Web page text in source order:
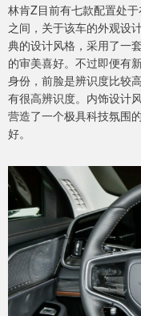
林肯Z目前有七款配置处
之间，关于该车的外观设
典的设计风格，采用了一
的审美喜好。不过即便有
身份，前脸是辨识度比较
有很高辨识度。内饰设计
营造了一个极具科技氛围
好。